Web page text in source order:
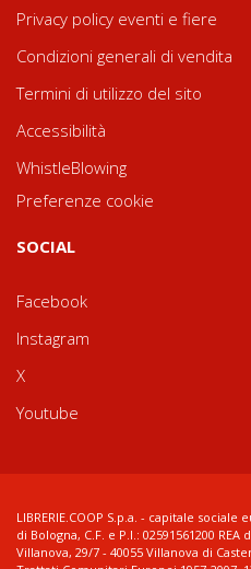
Privacy policy eventi e fiere
Condizioni generali di vendita
Termini di utilizzo del sito
Accessibilità
WhistleBlowing
Preferenze cookie
SOCIAL
Facebook
Instagram
X
Youtube
LIBRERIE.COOP S.p.a. - capitale
di Bologna, C.F. e P.I.: 02591561200 REA
Villanova, 29/7 - 40055 Villanova di